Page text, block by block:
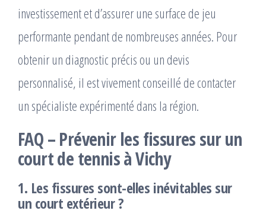
investissement et d’assurer une surface de jeu
performante pendant de nombreuses années. Pour
obtenir un diagnostic précis ou un devis
personnalisé, il est vivement conseillé de contacter
un spécialiste expérimenté dans la région.
FAQ – Prévenir les fissures sur un
court de tennis à Vichy
1. Les fissures sont-elles inévitables sur
un court extérieur ?